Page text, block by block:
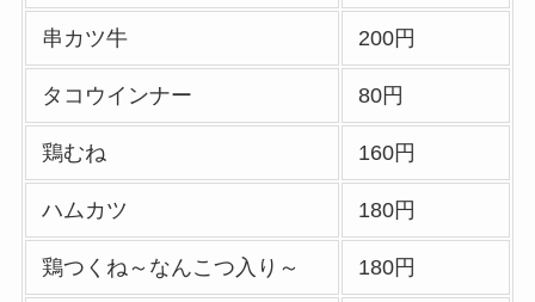
ト(お持ち帰り)全メ
ニュー一覧！おすす
め料理も紹介
コメダ珈琲店の注文
方法や頼み方まと
め！利用可能な支払
方法も解説
ココスの宅配メニュ
串カツ牛 200円
タコウインナー 80円
鶏むね 160円
ハムカツ 180円
鶏つくね～なんこつ入り～ 180円